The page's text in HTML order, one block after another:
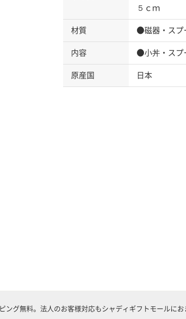
５ｃｍ
材質 ●磁器・スプ
内容 ●小丼・ス
原産国 日本
ング無料。法人のお客様対応もシャディギフトモールに